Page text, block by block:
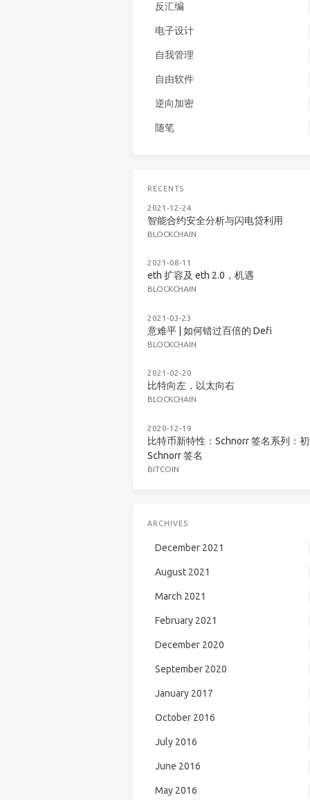
反汇编
电子设计
自我管理
自由软件
逆向加密
随笔
RECENTS
2021-12-24
智能合约安全分析与闪电贷利用
BLOCKCHAIN
2021-08-11
eth 扩容及 eth 2.0，机遇
BLOCKCHAIN
2021-03-23
意难平 | 如何错过百倍的 Defi
BLOCKCHAIN
2021-02-20
比特向左，以太向右
BLOCKCHAIN
2020-12-19
比特币新特性：Schnorr 签名系列：
Schnorr 签名
BITCOIN
ARCHIVES
December 2021
August 2021
March 2021
February 2021
December 2020
September 2020
January 2017
October 2016
July 2016
June 2016
May 2016